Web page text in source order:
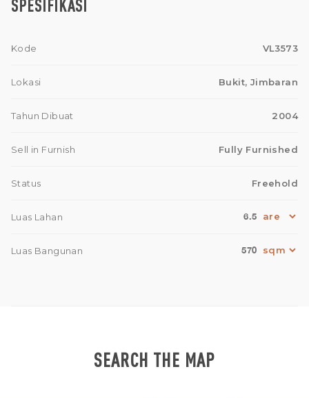
SPESIFIKASI
Kode VL3573
Lokasi Bukit, Jimbaran
Tahun Dibuat 2004
Sell in Furnish Fully Furnished
Status Freehold
Luas Lahan 6.5
Luas Bangunan 570
SEARCH THE MAP